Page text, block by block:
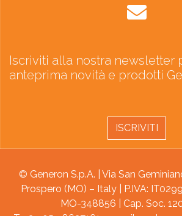
Iscriviti alla nostra newsletter
anteprima novità e prodotti
ISCRIVITI
© Generon S.p.A. | Via San
Prospero (MO) – Italy | P.IVA:
MO-348856 | Cap. Soc.